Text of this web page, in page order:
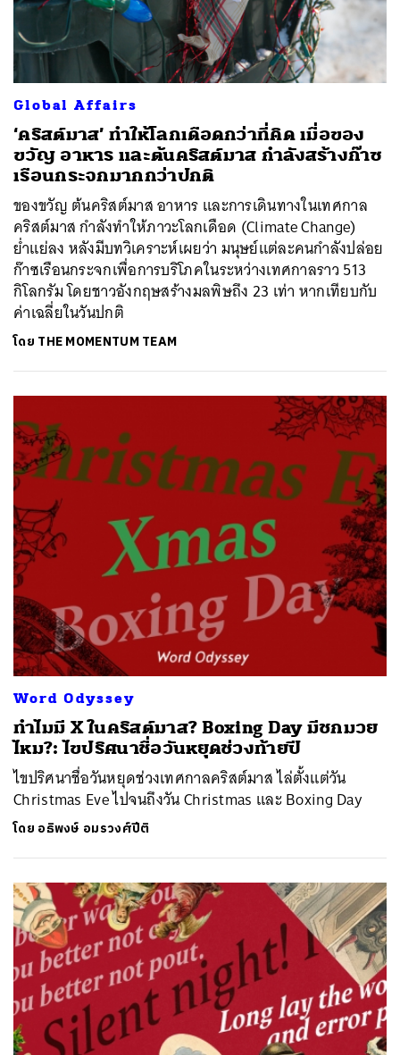
Global Affairs
‘คริสต์มาส’ ทำให้โลกเดือดกว่าที่คิด เมื่อของ
ขวัญ อาหาร และต้นคริสต์มาส กำลังสร้างก๊าซ
เรือนกระจกมากกว่าปกติ
ของขวัญ ต้นคริสต์มาส อาหาร และการเดินทางในเทศกาล
คริสต์มาส กำลังทำให้ภาวะโลกเดือด (Climate Change)
ย่ำแย่ลง หลังมีบทวิเคราะห์เผยว่า มนุษย์แต่ละคนกำลังปล่อย
ก๊าซเรือนกระจกเพื่อการบริโภคในระหว่างเทศกาลราว 513
กิโลกรัม โดยชาวอังกฤษสร้างมลพิษถึง 23 เท่า หากเทียบกับ
ค่าเฉลี่ยในวันปกติ
โดย THE MOMENTUM TEAM
Word Odyssey
ทำไมมี X ในคริสต์มาส? Boxing Day มีชกมวย
ไหม?: ไขปริศนาชื่อวันหยุดช่วงท้ายปี
ไขปริศนาชื่อวันหยุดช่วงเทศกาลคริสต์มาส ไล่ตั้งแต่วัน
Christmas Eve ไปจนถึงวัน Christmas และ Boxing Day
โดย อธิพงษ์ อมรวงศ์ปีติ